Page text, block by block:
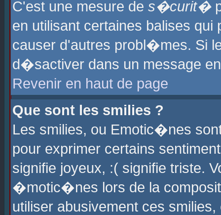
C'est une mesure de s�curit�
en utilisant certaines balises
causer d'autres probl�mes. Si
d�sactiver dans un message
Revenir en haut de page
Que sont les smilies ?
Les smilies, ou Emotic�nes
pour exprimer certains
signifie joyeux, :( signifie triste.
�motic�nes lors de la
utiliser abusivement ces